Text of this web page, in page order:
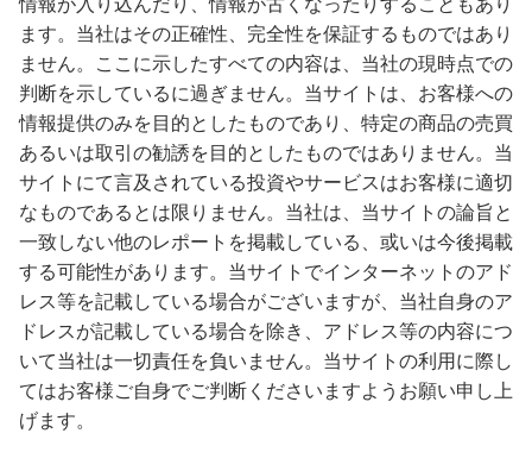
ます。当社はその正確性、完全性を保証するものではあり
ません。ここに示したすべての内容は、当社の現時点での
判断を示しているに過ぎません。当サイトは、お客様への
情報提供のみを目的としたものであり、特定の商品の売買
あるいは取引の勧誘を目的としたものではありません。当
サイトにて言及されている投資やサービスはお客様に適切
なものであるとは限りません。当社は、当サイトの論旨と
一致しない他のレポートを掲載している、或いは今後掲載
する可能性があります。当サイトでインターネットのアド
レス等を記載している場合がございますが、当社自身のア
ドレスが記載している場合を除き、アドレス等の内容につ
いて当社は一切責任を負いません。当サイトの利用に際し
てはお客様ご自身でご判断くださいますようお願い申し上
げます。